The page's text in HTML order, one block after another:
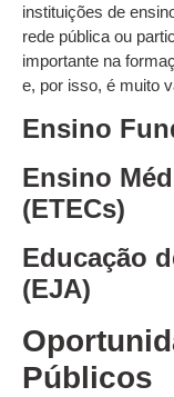
instituições de
rede pública ou
importante na
e, por isso, é muito
Ensino
Ensino
(ETECs)
Educação
(EJA)
Públicos